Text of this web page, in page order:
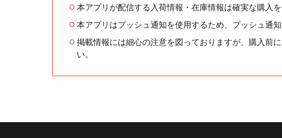
本アプリが配信する入荷情報・在庫情報は確実な購入
本アプリはプッシュ通知を使用するため、プッシュ通
掲載情報には細心の注意を図っておりますが、購入前
い。